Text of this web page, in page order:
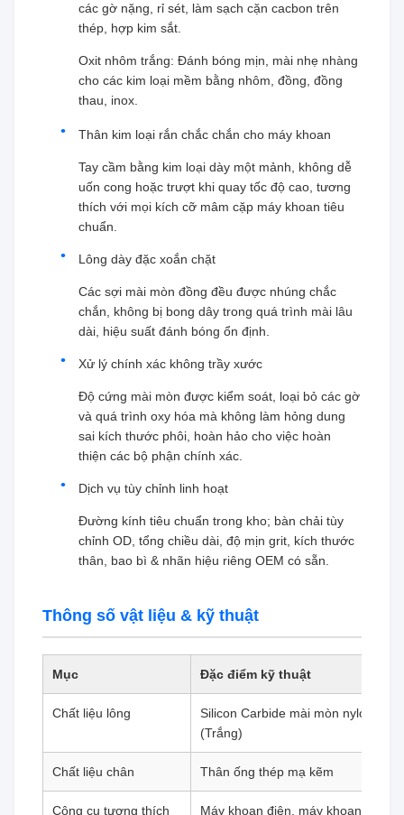
các gờ nặng, rỉ sét, làm sạch cặn cacbon trên
thép, hợp kim sắt.
Oxit nhôm trắng: Đánh bóng mịn, mài nhẹ nhàng
cho các kim loại mềm bằng nhôm, đồng, đồng
thau, inox.
Thân kim loại rắn chắc chắn cho máy khoan
Tay cầm bằng kim loại dày một mảnh, không dễ
uốn cong hoặc trượt khi quay tốc độ cao, tương
thích với mọi kích cỡ mâm cặp máy khoan tiêu
chuẩn.
Lông dày đặc xoắn chặt
Các sợi mài mòn đồng đều được nhúng chắc
chắn, không bị bong dây trong quá trình mài lâu
dài, hiệu suất đánh bóng ổn định.
Xử lý chính xác không trầy xước
Độ cứng mài mòn được kiểm soát, loại bỏ các gờ
và quá trình oxy hóa mà không làm hỏng dung
sai kích thước phôi, hoàn hảo cho việc hoàn
thiện các bộ phận chính xác.
Dịch vụ tùy chỉnh linh hoạt
Đường kính tiêu chuẩn trong kho; bàn chải tùy
chỉnh OD, tổng chiều dài, độ mịn grit, kích thước
thân, bao bì & nhãn hiệu riêng OEM có sẵn.
Thông số vật liệu & kỹ thuật
Mục Đặc điểm kỹ thuật
Chất liệu lông
Silicon Carbide mài mòn nylon
(Trắng)
Chất liệu chân Thân ống thép mạ kẽm
Công cụ tương thích Máy khoan điện, máy khoan